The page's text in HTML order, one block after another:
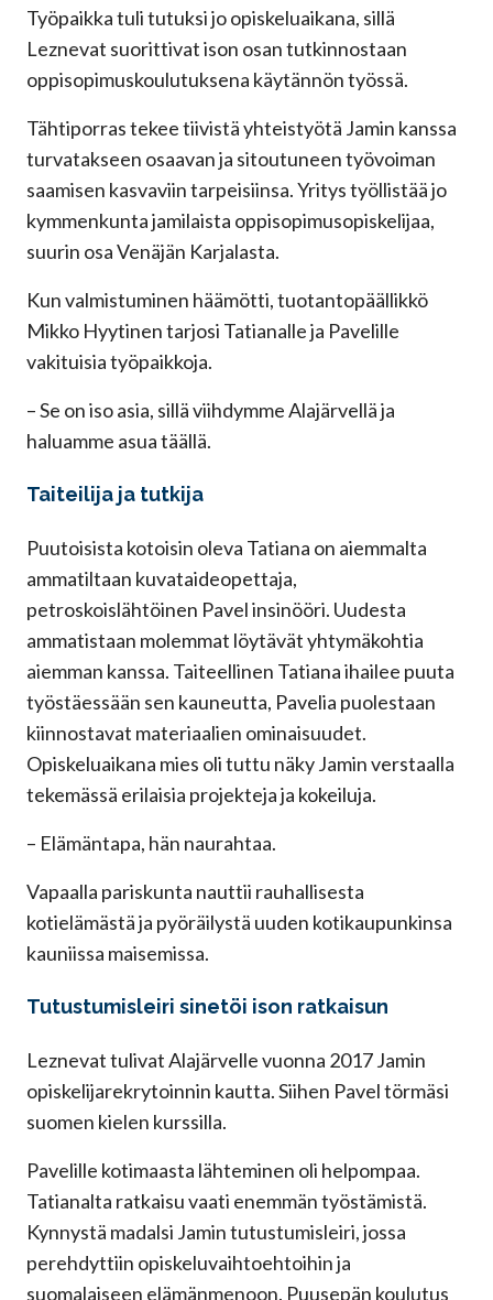
Työpaikka tuli tutuksi jo opiskeluaikana, sillä
Leznevat suorittivat ison osan tutkinnostaan
oppisopimuskoulutuksena käytännön työssä.
Tähtiporras tekee tiivistä yhteistyötä Jamin kanssa
turvatakseen osaavan ja sitoutuneen työvoiman
saamisen kasvaviin tarpeisiinsa. Yritys työllistää jo
kymmenkunta jamilaista oppisopimusopiskelijaa,
suurin osa Venäjän Karjalasta.
Kun valmistuminen häämötti, tuotantopäällikkö
Mikko Hyytinen tarjosi Tatianalle ja Pavelille
vakituisia työpaikkoja.
– Se on iso asia, sillä viihdymme Alajärvellä ja
haluamme asua täällä.
Taiteilija ja tutkija
Puutoisista kotoisin oleva Tatiana on aiemmalta
ammatiltaan kuvataideopettaja,
petroskoislähtöinen Pavel insinööri. Uudesta
ammatistaan molemmat löytävät yhtymäkohtia
aiemman kanssa. Taiteellinen Tatiana ihailee puuta
työstäessään sen kauneutta, Pavelia puolestaan
kiinnostavat materiaalien ominaisuudet.
Opiskeluaikana mies oli tuttu näky Jamin verstaalla
tekemässä erilaisia projekteja ja kokeiluja.
– Elämäntapa, hän naurahtaa.
Vapaalla pariskunta nauttii rauhallisesta
kotielämästä ja pyöräilystä uuden kotikaupunkinsa
kauniissa maisemissa.
Tutustumisleiri sinetöi ison ratkaisun
Leznevat tulivat Alajärvelle vuonna 2017 Jamin
opiskelijarekrytoinnin kautta. Siihen Pavel törmäsi
suomen kielen kurssilla.
Pavelille kotimaasta lähteminen oli helpompaa.
Tatianalta ratkaisu vaati enemmän työstämistä.
Kynnystä madalsi Jamin tutustumisleiri, jossa
perehdyttiin opiskeluvaihtoehtoihin ja
suomalaiseen elämänmenoon. Puusepän koulutus